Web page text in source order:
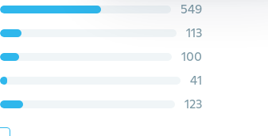
549
113
100
41
123